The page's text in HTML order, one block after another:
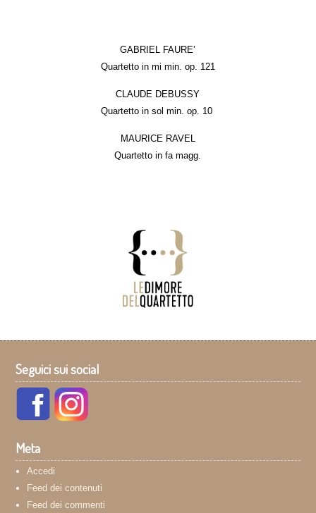
GABRIEL FAURE’
Quartetto in mi min. op. 121
CLAUDE DEBUSSY
Quartetto in sol min. op. 10
MAURICE RAVEL
Quartetto in fa magg.
Seguici sui social
Meta
Accedi
Feed dei contenuti
Feed dei commenti